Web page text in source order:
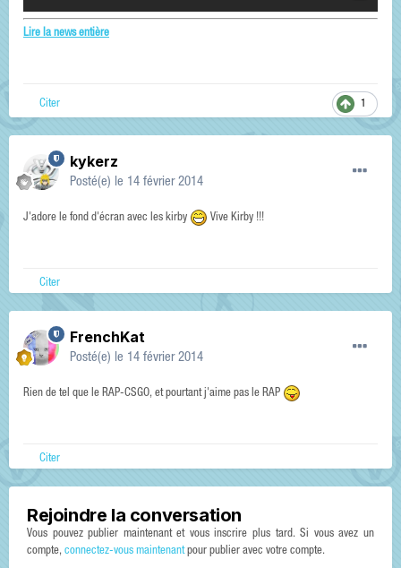
Lire la news entière
1
Citer
kykerz
Posté(e) le 14 février 2014
J'adore le fond d'écran avec les kirby Vive Kirby !!!
Citer
FrenchKat
Posté(e) le 14 février 2014
Rien de tel que le RAP-CSGO, et pourtant j'aime pas le RAP
Citer
Rejoindre la conversation
Vous pouvez publier maintenant et vous inscrire plus tard. Si vous avez un
compte, connectez-vous maintenantpour publier avec votre compte.